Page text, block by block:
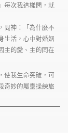
每次我這樣問，就
問神：「為什麼不
生活，心中對婚姻
主的愛、主的同在
使我生命突破，可
奇妙的屬靈操練旅